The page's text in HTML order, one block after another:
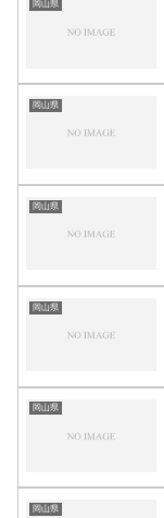
岡山県
岡山県
岡山県
岡山県
岡山県
岡山県